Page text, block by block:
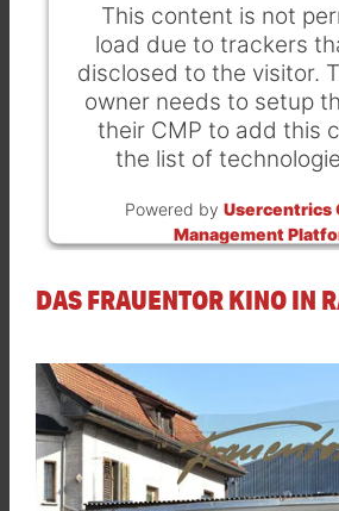
This content is not
load due to trackers
disclosed to the visitor.
owner needs to setup
their CMP to add this
the list of
Powered by Usercentrics
Management
DAS FRAUENTOR KINO IN